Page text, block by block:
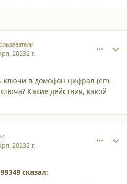
20232 г.
ключи в домофон цифрал (em-
Какие действия, какой
20232 г.
сказал: